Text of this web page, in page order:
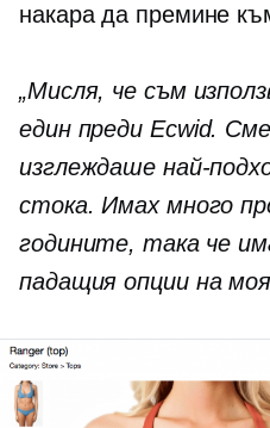
накара да премине
„Мисля, че съм
един преди Ecwid.
изглеждаше най-
стока. Имах много
годините, така че
падащия опции на